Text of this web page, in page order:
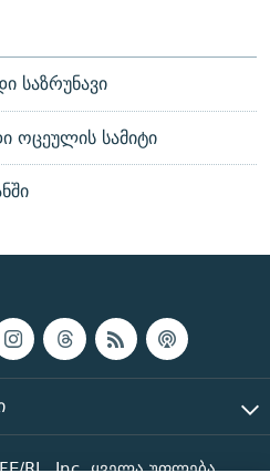
საზრუნავი
ოცეულის სამიტი